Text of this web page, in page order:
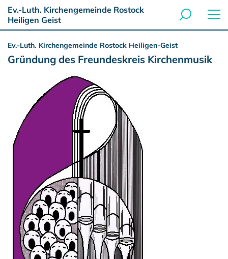
Ev.-Luth. Kirchengemeinde Rostock
Heiligen Geist
Ev.-Luth. Kirchengemeinde Rostock Heiligen-Geist
Gründung des Freundeskreis Kirchenmusik